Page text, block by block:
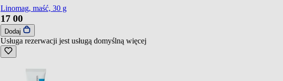
Linomag, maść, 30 g
17 00
Dodaj
Usługa rezerwacji jest usługą domyślną więcej